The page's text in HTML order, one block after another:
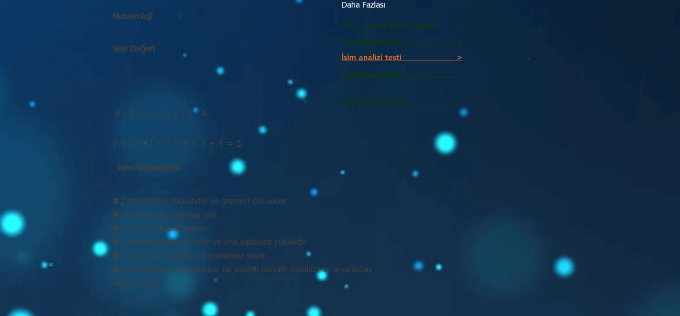
Numeroloji 5
Sayı Değeri
B - E - L - K - I - S - A
Daha Fazlası
İsim - Hayat İlişkisi Analizi >
İsim Bloguna Git >
İsim analizi testi >
Harflerin Anlamı
>
Numeroloji Nedir_________ >
2 + 5 + 3 + 2 + 9 + 1 + 1 = 5
İsim Numerolojisi
⚉ Özgürlüğüne düşkündür ve gezmeyi çok sever.
⚉ Uyum içinde yaşamayı bilir.
⚉ Erotizme eğilimli biridir.
⚉ Cesaret konusunda iyidir ve ikna kabiliyeti yüksektir.
⚉ Güzel şeyleri kendisinde toplamayı sever.
⚉ Can sıkıntısına hiç gelemez. Bu yüzden dikkatli olmalıdır ve amacından
sapmamalıdır